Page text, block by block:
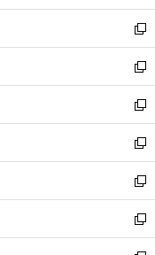
開
く
ウ
で
開
く
ン
ド
ウ
で
開
く
ウ
ィ
ン
ド
ウ
で
開
く
新
し
い
ウ
ィ
ン
ド
ウ
で
開
く
新
し
い
ウ
ィ
ン
ド
ウ
で
開
新
し
い
ウ
ィ
ン
ド
ウ
新
し
い
ウ
ィ
ン
新
し
い
ウ
新
し